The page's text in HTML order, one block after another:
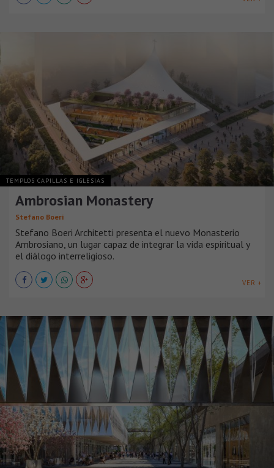
TEMPLOS CAPILLAS E IGLESIAS
Ambrosian Monastery
Stefano Boeri
Stefano Boeri Architetti presenta el nuevo Monasterio
Ambrosiano, un lugar capaz de integrar la vida espiritual y
el diálogo interreligioso.
VER +